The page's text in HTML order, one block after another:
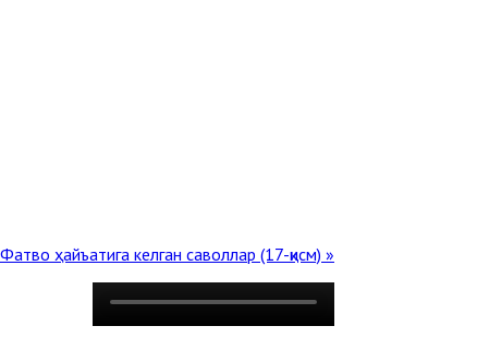
Фатво ҳайъатига келган саволлар (17-қисм) »